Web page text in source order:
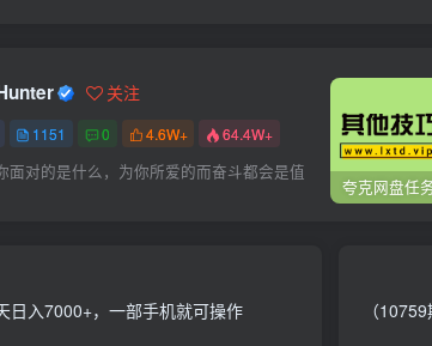
关注
1151 0 4.6W+ 64.4W+
面对的是什么，为你所爱的而奋斗都会是值
夸克网盘任
日入7000+，一部手机就可操作
（